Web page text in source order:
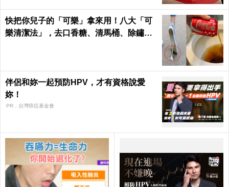
快把你兒子的「可樂」拿來用！八大「可
樂清潔法」，去口香糖、清馬桶、除鏽效
伴侶和妳一起預防HPV，才有資格說愛
妳！
PR．台灣癌症基金會